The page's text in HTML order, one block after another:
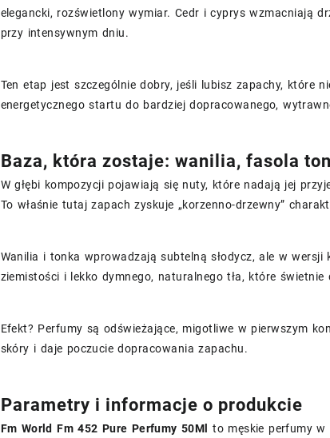
elegancki, rozświetlony wymiar. Cedr i cyprys wzmacniają
przy intensywnym dniu.
Ten etap jest szczególnie dobry, jeśli lubisz zapachy, które
energetycznego startu do bardziej dopracowanego,
Baza, która zostaje: wanilia, fasola
W głębi kompozycji pojawiają się nuty, które nadają jej
To właśnie tutaj zapach zyskuje „korzenno-drzewny”
Wanilia i tonka wprowadzają subtelną słodycz, ale w
ziemistości i lekko dymnego, naturalnego tła, które
Efekt? Perfumy są odświeżające, migotliwe w pierwszym
skóry i daje poczucie dopracowania zapachu.
Parametry i informacje o produkcie
Fm World Fm 452 Pure Perfumy 50Ml to męskie perfumy